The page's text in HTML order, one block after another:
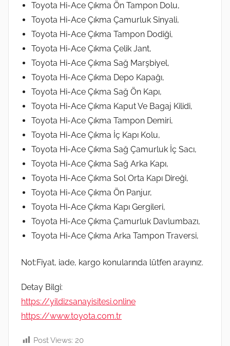
Toyota Hi-Ace Çıkma Ön Tampon Dolu,
Toyota Hi-Ace Çıkma Çamurluk Sinyali,
Toyota Hi-Ace Çıkma Tampon Dodiği,
Toyota Hi-Ace Çıkma Çelik Jant,
Toyota Hi-Ace Çıkma Sağ Marşbiyel,
Toyota Hi-Ace Çıkma Depo Kapağı,
Toyota Hi-Ace Çıkma Sağ Ön Kapı,
Toyota Hi-Ace Çıkma Kaput Ve Bagaj Kilidi,
Toyota Hi-Ace Çıkma Tampon Demiri,
Toyota Hi-Ace Çıkma İç Kapı Kolu,
Toyota Hi-Ace Çıkma Sağ Çamurluk İç Sacı,
Toyota Hi-Ace Çıkma Sağ Arka Kapı,
Toyota Hi-Ace Çıkma Sol Orta Kapı Direği,
Toyota Hi-Ace Çıkma Ön Panjur,
Toyota Hi-Ace Çıkma Kapı Gergileri,
Toyota Hi-Ace Çıkma Çamurluk Davlumbazı,
Toyota Hi-Ace Çıkma Arka Tampon Traversi,
Not:Fiyat, iade, kargo konularında lütfen arayınız.
Detay Bilgi:
https://yildizsanayisitesi.online
https://www.toyota.com.tr
Post Views: 20